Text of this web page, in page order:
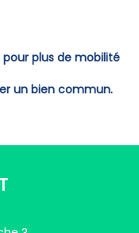
pour plus de mobilité
un bien commun.